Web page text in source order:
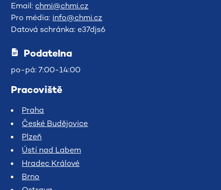
Email: chmi@chmi.cz
Pro média: info@chmi.cz
Datová schránka: e37djs6
Podatelna
po-pá: 7:00-14:00
Pracoviště
Praha
České Budějovice
Plzeň
Ústí nad Labem
Hradec Králové
Brno